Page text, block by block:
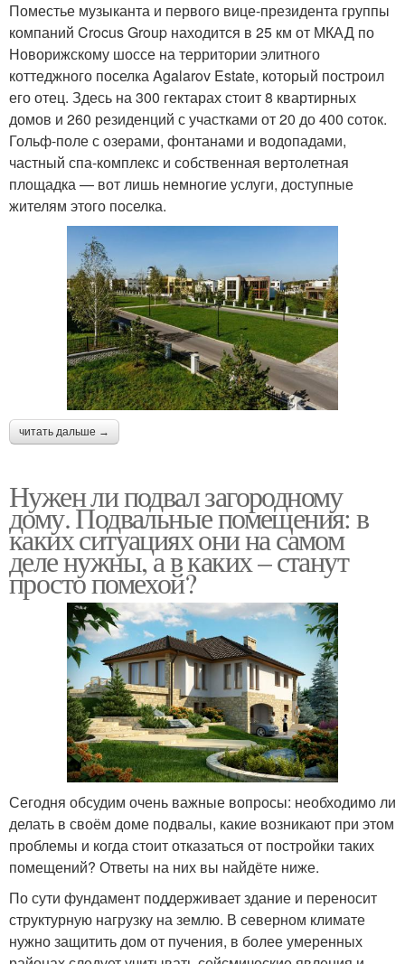
Поместье музыканта и первого вице-президента группы
компаний Crocus Group находится в 25 км от МКАД по
Новорижскому шоссе на территории элитного
коттеджного поселка Agalarov Estate, который построил
его отец. Здесь на 300 гектарах стоит 8 квартирных
домов и 260 резиденций с участками от 20 до 400 соток.
Гольф-поле с озерами, фонтанами и водопадами,
частный спа-комплекс и собственная вертолетная
площадка — вот лишь немногие услуги, доступные
жителям этого поселка.
читать дальше →
Нужен ли подвал загородному
дому. Подвальные помещения: в
каких ситуациях они на самом
деле нужны, а в каких – станут
просто помехой?
Сегодня обсудим очень важные вопросы: необходимо ли
делать в своём доме подвалы, какие возникают при этом
проблемы и когда стоит отказаться от постройки таких
помещений? Ответы на них вы найдёте ниже.
По сути фундамент поддерживает здание и переносит
структурную нагрузку на землю. В северном климате
нужно защитить дом от пучения, в более умеренных